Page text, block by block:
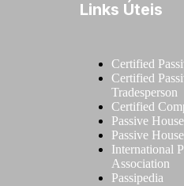
Links Úteis
Certified
Certified
Tradesperson
Certified
Passive
Passive
International
Association
Passipedia